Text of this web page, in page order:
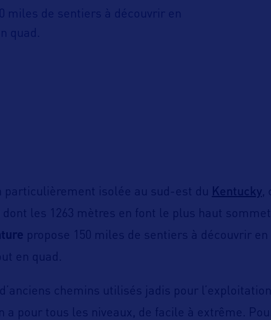
miles de sentiers à découvrir en
quad.
particulièrement isolée au sud-est du Kentucky,
dont les 1263 mètres en font le plus haut
propose 150 miles de sentiers à découvrir en
en quad.
chemins utilisés jadis pour
a pour tous les niveaux, de facile à extrême.